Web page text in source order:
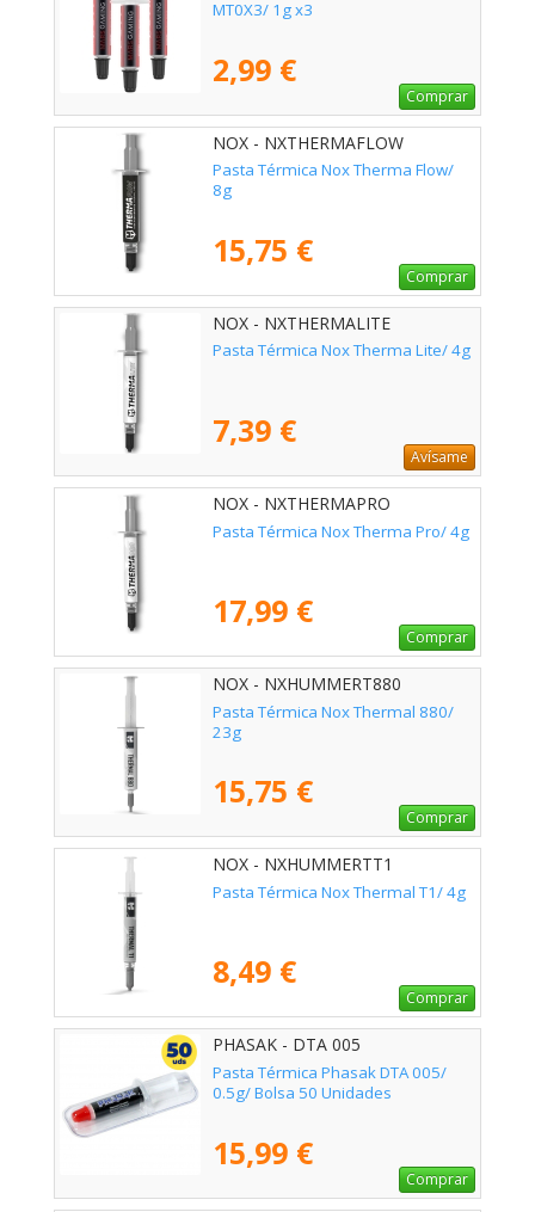
MT0X3/ 1g x3
2,99 €
Comprar
NOX - NXTHERMAFLOW
Pasta Térmica Nox Therma Flow/
8g
15,75 €
Comprar
NOX - NXTHERMALITE
Pasta Térmica Nox Therma Lite/ 4g
7,39 €
Avísame
NOX - NXTHERMAPRO
Pasta Térmica Nox Therma Pro/ 4g
17,99 €
Comprar
NOX - NXHUMMERT880
Pasta Térmica Nox Thermal 880/
23g
15,75 €
Comprar
NOX - NXHUMMERTT1
Pasta Térmica Nox Thermal T1/ 4g
8,49 €
Comprar
PHASAK - DTA 005
Pasta Térmica Phasak DTA 005/
0.5g/ Bolsa 50 Unidades
15,99 €
Comprar